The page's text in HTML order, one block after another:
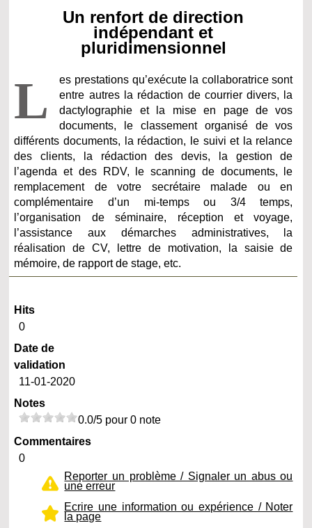
Un renfort de direction
indépendant et
pluridimensionnel
L
es prestations qu’exécute la collaboratrice sont
entre autres la rédaction de courrier divers, la
dactylographie et la mise en page de vos
documents, le classement organisé de vos
différents documents, la rédaction, le suivi et la relance
des clients, la rédaction des devis, la gestion de
l’agenda et des RDV, le scanning de documents, le
remplacement de votre secrétaire malade ou en
complémentaire d’un mi-temps ou 3/4 temps,
l’organisation de séminaire, réception et voyage,
l’assistance aux démarches administratives, la
réalisation de CV, lettre de motivation, la saisie de
mémoire, de rapport de stage, etc.
Hits
0
Date de
validation
11-01-2020
Notes
0.0/5 pour 0 note
Commentaires
0
Reporter un problème / Signaler un abus ou
une erreur
Ecrire une information ou expérience / Noter
la page